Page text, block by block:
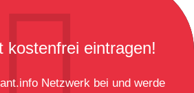
kostenfrei eintragen!
Netzwerk bei und werde